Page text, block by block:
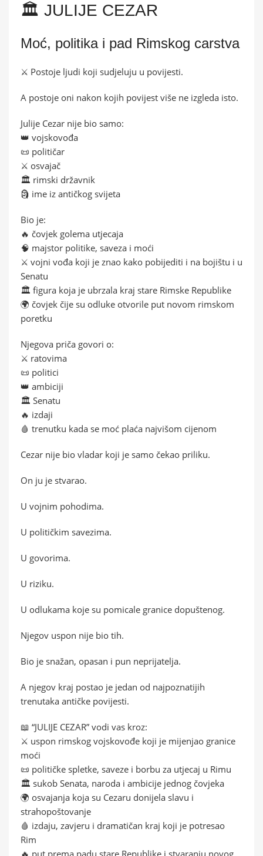
🏛️ JULIJE CEZAR
Moć, politika i pad Rimskog carstva
⚔️ Postoje ljudi koji sudjeluju u povijesti.
A postoje oni nakon kojih povijest više ne izgleda isto.
Julije Cezar nije bio samo:
👑 vojskovođa
📜 političar
⚔️ osvajač
🏛️ rimski državnik
🗿 ime iz antičkog svijeta
Bio je:
🔥 čovjek golema utjecaja
🧠 majstor politike, saveza i moći
⚔️ vojni vođa koji je znao kako pobijediti i na bojištu i u
Senatu
🏛️ figura koja je ubrzala kraj stare Rimske Republike
🌍 čovjek čije su odluke otvorile put novom rimskom
poretku
Njegova priča govori o:
⚔️ ratovima
📜 politici
👑 ambiciji
🏛️ Senatu
🔥 izdaji
🩸 trenutku kada se moć plaća najvišom cijenom
Cezar nije bio vladar koji je samo čekao priliku.
On ju je stvarao.
U vojnim pohodima.
U političkim savezima.
U govorima.
U riziku.
U odlukama koje su pomicale granice dopuštenog.
Njegov uspon nije bio tih.
Bio je snažan, opasan i pun neprijatelja.
A njegov kraj postao je jedan od najpoznatijih
trenutaka antičke povijesti.
📖 “JULIJE CEZAR” vodi vas kroz:
⚔️ uspon rimskog vojskovođe koji je mijenjao granice
moći
📜 političke spletke, saveze i borbu za utjecaj u Rimu
🏛️ sukob Senata, naroda i ambicije jednog čovjeka
🌍 osvajanja koja su Cezaru donijela slavu i
strahopoštovanje
🩸 izdaju, zavjeru i dramatičan kraj koji je potresao
Rim
🔥 put prema padu stare Republike i stvaranju novog